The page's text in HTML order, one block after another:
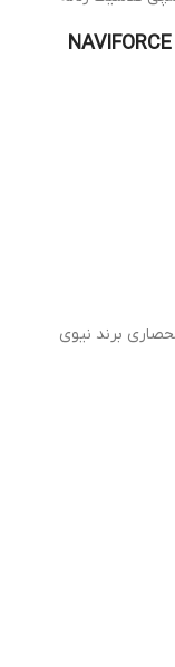
برند نیوی